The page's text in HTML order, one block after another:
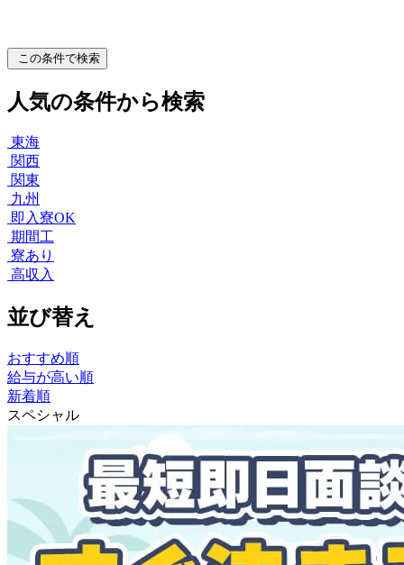
この条件で検索
人気の条件から検索
東海
関西
関東
九州
即入寮OK
期間工
寮あり
高収入
並び替え
おすすめ順
給与が高い順
新着順
スペシャル